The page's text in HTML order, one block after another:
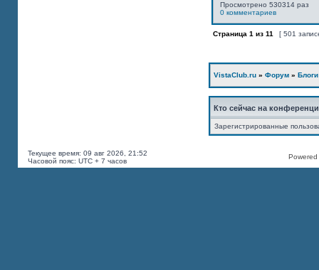
Просмотрено 530314 раз
0 комментариев
Страница 1 из 11 [ 501
VistaClub.ru » Форум » Блоги
Кто сейчас на
Зарегистрированные
Текущее время: 09 авг 2026, 21:52
Часовой пояс: UTC + 7 часов